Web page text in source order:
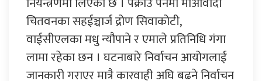
चितवनका सहईञ्चार्ज द्रोण सिवाकोटी,
वाईसीएलका मधु न्यौपाने र एमाले प्रतिनिधि गंगा
लामा रहेका छन । घटनाबारे निर्वाचन आयोगलाई
जानकारी गराएर मात्रै कारवाही अघि बढने निर्वाचन